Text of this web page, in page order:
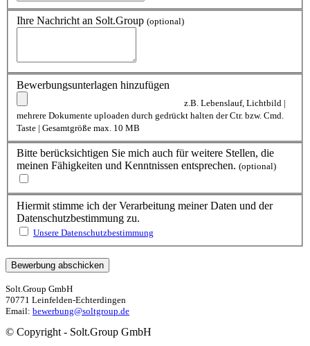
Ihre Nachricht an Solt.Group (optional)
Bewerbungsunterlagen hinzufügen
z.B. Lebenslauf, Lichtbild |
mehrere Dokumente uploaden durch gedrückt halten der Ctr. bzw. Cmd.
Taste | Gesamtgröße max. 10 MB
Bitte berücksichtigen Sie mich auch für weitere Stellen, die
meinen Fähigkeiten und Kenntnissen entsprechen. (optional)
Hiermit stimme ich der Verarbeitung meiner Daten und der
Datenschutzbestimmung zu.
Unsere Datenschutzbestimmung
Solt.Group GmbH
70771 Leinfelden-Echterdingen
Email: bewerbung@soltgroup.de
© Copyright - Solt.Group GmbH